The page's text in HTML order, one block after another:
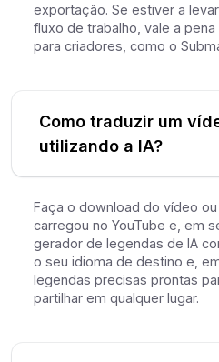
exportação. Se estiver a
fluxo de trabalho, vale a
para criadores, como o
Como traduzir um
utilizando a IA?
Faça o download do vídeo
carregou no YouTube e, em
gerador de legendas de IA
o seu idioma de destino e,
legendas precisas prontas
partilhar em qualquer lugar.